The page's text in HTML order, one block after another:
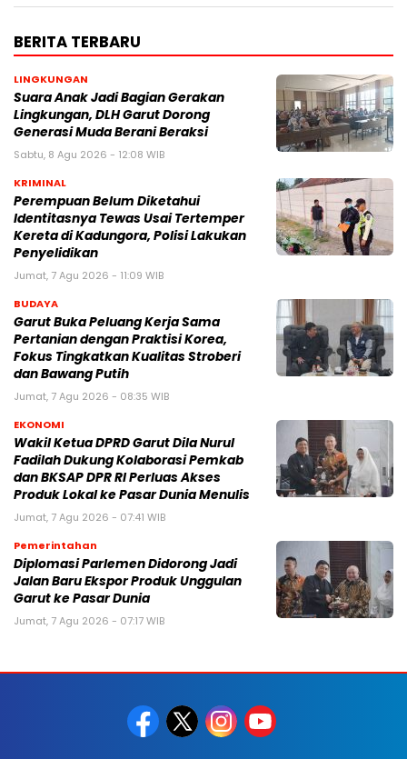
BERITA TERBARU
LINGKUNGAN
Suara Anak Jadi Bagian Gerakan
Lingkungan, DLH Garut Dorong
Generasi Muda Berani Beraksi
Sabtu, 8 Agu 2026 - 12:08 WIB
KRIMINAL
Perempuan Belum Diketahui
Identitasnya Tewas Usai Tertemper
Kereta di Kadungora, Polisi Lakukan
Penyelidikan
Jumat, 7 Agu 2026 - 11:09 WIB
BUDAYA
Garut Buka Peluang Kerja Sama
Pertanian dengan Praktisi Korea,
Fokus Tingkatkan Kualitas Stroberi
dan Bawang Putih
Jumat, 7 Agu 2026 - 08:35 WIB
EKONOMI
Wakil Ketua DPRD Garut Dila Nurul
Fadilah Dukung Kolaborasi Pemkab
dan BKSAP DPR RI Perluas Akses
Produk Lokal ke Pasar Dunia Menulis
Jumat, 7 Agu 2026 - 07:41 WIB
Pemerintahan
Diplomasi Parlemen Didorong Jadi
Jalan Baru Ekspor Produk Unggulan
Garut ke Pasar Dunia
Jumat, 7 Agu 2026 - 07:17 WIB